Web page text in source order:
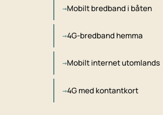
Mobilt bredband i båten
4G-bredband hemma
Mobilt internet utomlands
4G med kontantkort